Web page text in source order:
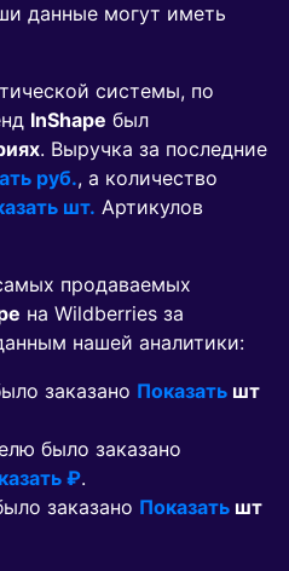
данные могут иметь
системы, по
InShape был
. Выручка за последние
руб., а количество
шт. Артикулов
продаваемых
на Wildberries за
нашей аналитики:
заказано Показать шт
было заказано
₽.
заказано Показать шт